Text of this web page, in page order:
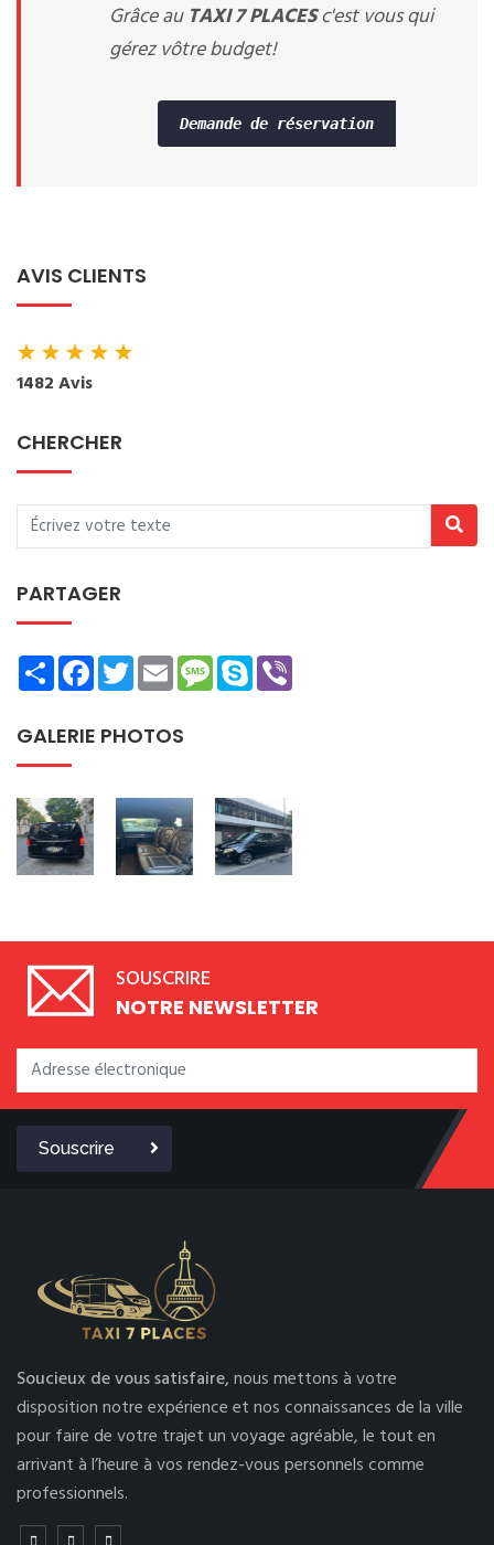
Grâce au TAXI 7 PLACESc'est vous qui
gérez vôtre budget!
Demande de réservation
AVIS CLIENTS
★★★★★
1482 Avis
CHERCHER
PARTAGER
ShareFacebookTwitterEmailMessage
Skype
GALERIE PHOTOS
SOUSCRIRE
NOTRE NEWSLETTER
Souscrire
Soucieux de vous satisfaire,nous mettons à votre
disposition notre expérience et nos connaissances de la ville
pour faire de votre trajet un voyage agréable, le tout en
arrivant à l’heure à vos rendez-vous personnels comme
professionnels.